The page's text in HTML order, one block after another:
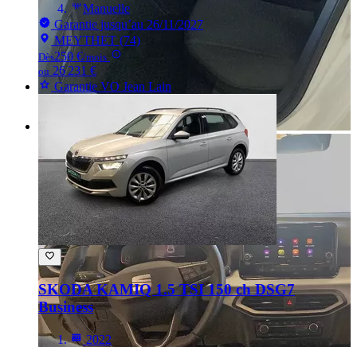
Manuelle
Garantie jusqu’au 26/11/2027
MEYTHET (74)
Dès250 €/mois
ou 26 231 €
Garantie VO Jean Lain
SKODA KAMIQ 1.5 TSI 150 ch DSG7
Business
2022